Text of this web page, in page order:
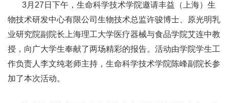
3月27日下午，生命科学技术学院邀请丰益（上海）生
物技术研发中心有限公司生物技术总监许骏博士、原光明乳
业研究院副院长上海理工大学医疗器械与食品学院艾连中教
授，向广大学生奉献了两场精彩的报告。活动由学院学生工
作负责人李文纯老师主持，生命科学技术学院陈峰副院长参
加了本次活动。